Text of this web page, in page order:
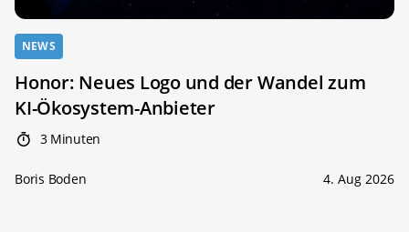
NEWS
Honor: Neues Logo und der Wandel zum
KI-Ökosystem-Anbieter
3 Minuten
Boris Boden 4. Aug 2026